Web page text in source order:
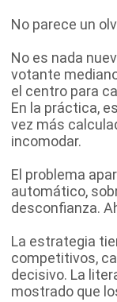
No parece un
No es nada
votante
el centro para
En la práctica,
vez más
incomodar.
El problema
automático,
desconfianza.
La estrategia
competitivos,
decisivo. La
mostrado que